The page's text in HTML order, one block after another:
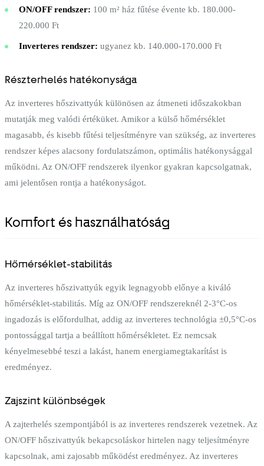
ON/OFF rendszer: 100 m² ház fűtése évente kb. 180.000-
220.000 Ft
Inverteres rendszer: ugyanez kb. 140.000-170.000 Ft
Részterhelés hatékonysága
Az inverteres hőszivattyúk különösen az átmeneti időszakokban
mutatják meg valódi értéküket. Amikor a külső hőmérséklet
magasabb, és kisebb fűtési teljesítményre van szükség, az inverteres
rendszer képes alacsony fordulatszámon, optimális hatékonysággal
működni. Az ON/OFF rendszerek ilyenkor gyakran kapcsolgatnak,
ami jelentősen rontja a hatékonyságot.
Komfort és használhatóság
Hőmérséklet-stabilitás
Az inverteres hőszivattyúk egyik legnagyobb előnye a kiváló
hőmérséklet-stabilitás. Míg az ON/OFF rendszereknél 2-3°C-os
ingadozás is előfordulhat, addig az inverteres technológia ±0,5°C-os
pontossággal tartja a beállított hőmérsékletet. Ez nemcsak
kényelmesebbé teszi a lakást, hanem energiamegtakarítást is
eredményez.
Zajszint különbségek
A zajterhelés szempontjából is az inverteres rendszerek vezetnek. Az
ON/OFF hőszivattyúk bekapcsoláskor hirtelen nagy teljesítményre
kapcsolnak, ami zajosabb működést eredményez. Az inverteres